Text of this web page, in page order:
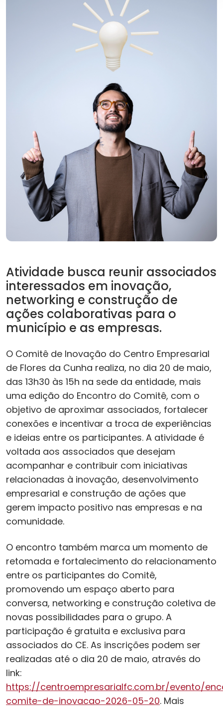
Atividade busca reunir associados
interessados em inovação,
networking e construção de
ações colaborativas para o
município e as empresas.
O Comitê de Inovação do Centro Empresarial
de Flores da Cunha realiza, no dia 20 de maio,
das 13h30 às 15h na sede da entidade, mais
uma edição do Encontro do Comitê, com o
objetivo de aproximar associados, fortalecer
conexões e incentivar a troca de experiências
e ideias entre os participantes. A atividade é
voltada aos associados que desejam
acompanhar e contribuir com iniciativas
relacionadas à inovação, desenvolvimento
empresarial e construção de ações que
gerem impacto positivo nas empresas e na
comunidade.
O encontro também marca um momento de
retomada e fortalecimento do relacionamento
entre os participantes do Comitê,
promovendo um espaço aberto para
conversa, networking e construção coletiva de
novas possibilidades para o grupo. A
participação é gratuita e exclusiva para
associados do CE. As inscrições podem ser
realizadas até o dia 20 de maio, através do
link:
https://centroempresarialfc.com.br/evento/
comite-de-inovacao-2026-05-20. Mais